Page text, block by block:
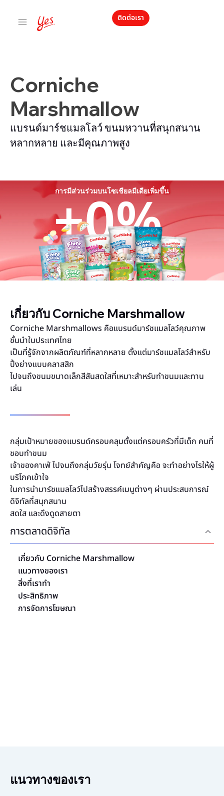
ติดต่อเรา
Corniche
Marshmallow
แบรนด์มาร์ชแมลโลว์ ขนมหวานที่สนุกสนาน
หลากหลาย และมีคุณภาพสูง
การมีส่วนร่วมบนโซเชียลมีเดียเพิ่มขึ้น
+0%
เกี่ยวกับ Corniche Marshmallow
Corniche Marshmallows คือแบรนด์มาร์ชแมลโลว์คุณภาพ
ชั้นนำในประเทศไทย
เป็นที่รู้จักจากผลิตภัณฑ์ที่หลากหลาย ตั้งแต่มาร์ชแมลโลว์สำหรับ
ปิ้งย่างแบบคลาสสิก
ไปจนถึงขนมขนาดเล็กสีสันสดใสที่เหมาะสำหรับทำขนมและทาน
เล่น
กลุ่มเป้าหมายของแบรนด์ครอบคลุมตั้งแต่ครอบครัวที่มีเด็ก คนที่
ชอบทำขนม
เจ้าของคาเฟ่ ไปจนถึงกลุ่มวัยรุ่น โจทย์สำคัญคือ จะทำอย่างไรให้ผู้
บริโภคเข้าใจ
ในการนำมาร์ชแมลโลว์ไปสร้างสรรค์เมนูต่างๆ ผ่านประสบการณ์
ดิจิทัลที่สนุกสนาน
สดใส และดึงดูดสายตา
การตลาดดิจิทัล
เกี่ยวกับ Corniche Marshmallow
แนวทางของเรา
สิ่งที่เราทำ
ประสิทธิภาพ
การจัดการโฆษณา
แนวทางของเรา